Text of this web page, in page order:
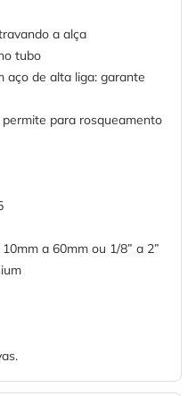
a alça
tubo
aço de alta liga: garante
para rosqueamento
a 60mm ou 1/8” a 2”